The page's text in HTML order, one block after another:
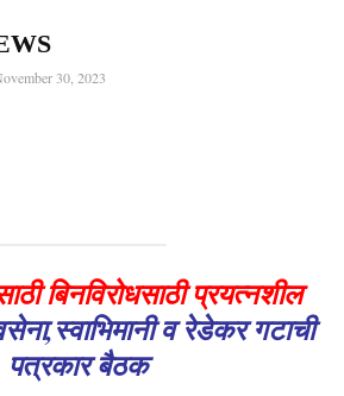
30, 2023
बिनविरोधसाठी प्रयत्नशील
व रेडेकर गटाची
पत्रकार बैठक